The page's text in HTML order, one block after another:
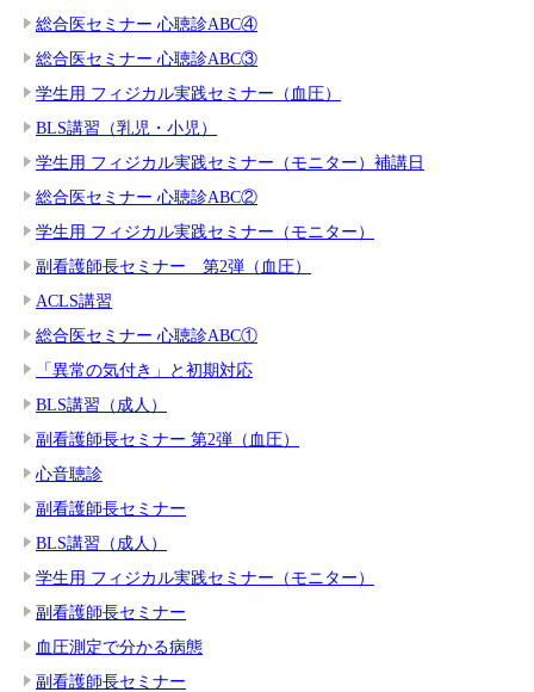
総合医セミナー 心聴診ABC④
総合医セミナー 心聴診ABC③
学生用 フィジカル実践セミナー（血圧）
BLS講習（乳児・小児）
学生用 フィジカル実践セミナー（モニター）補講日
総合医セミナー 心聴診ABC②
学生用 フィジカル実践セミナー（モニター）
副看護師長セミナー 第2弾（血圧）
ACLS講習
総合医セミナー 心聴診ABC①
「異常の気付き」と初期対応
BLS講習（成人）
副看護師長セミナー 第2弾（血圧）
心音聴診
副看護師長セミナー
BLS講習（成人）
学生用 フィジカル実践セミナー（モニター）
副看護師長セミナー
血圧測定で分かる病態
副看護師長セミナー